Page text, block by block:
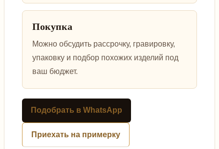
Покупка
Можно обсудить рассрочку, гравировку,
упаковку и подбор похожих изделий под
ваш бюджет.
Подобрать в WhatsApp
Приехать на примерку